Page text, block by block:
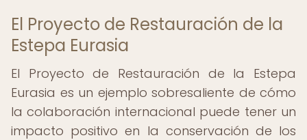
El Proyecto de Restauración de la
Estepa Eurasia
El Proyecto de Restauración de la Estepa
Eurasia es un ejemplo sobresaliente de cómo
la colaboración internacional puede tener un
impacto positivo en la conservación de los